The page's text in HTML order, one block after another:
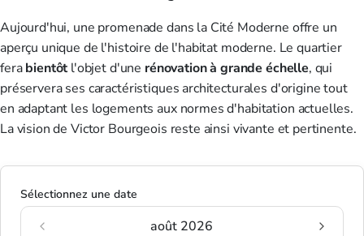
Aujourd'hui, une promenade dans la Cité Moderne offre un
aperçu unique de l'histoire de l'habitat moderne. Le quartier
ferabientôtl'objet d'une rénovation à grande échelle, qui
préservera ses caractéristiques architecturales d'origine tout
en adaptant les logements aux normes d'habitation actuelles.
La vision de Victor Bourgeois reste ainsi vivante et pertinente.
Sélectionnez une date
août 2026